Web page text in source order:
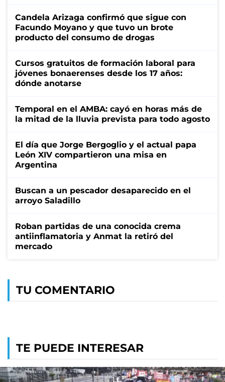
Candela Arizaga confirmó que sigue con
Facundo Moyano y que tuvo un brote
producto del consumo de drogas
Cursos gratuitos de formación laboral para
jóvenes bonaerenses desde los 17 años:
dónde anotarse
Temporal en el AMBA: cayó en horas más de
la mitad de la lluvia prevista para todo agosto
El día que Jorge Bergoglio y el actual papa
León XIV compartieron una misa en
Argentina
Buscan a un pescador desaparecido en el
arroyo Saladillo
Roban partidas de una conocida crema
antiinflamatoria y Anmat la retiró del
mercado
TU COMENTARIO
TE PUEDE INTERESAR